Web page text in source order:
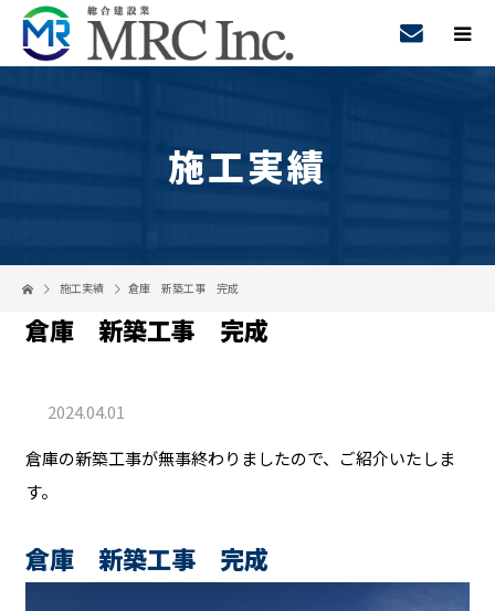
施工実績
施工実績 倉庫 新築工事 完成
倉庫 新築工事 完成
2024.04.01
倉庫の新築工事が無事終わりましたので、ご紹介いたしま
す。
倉庫 新築工事 完成